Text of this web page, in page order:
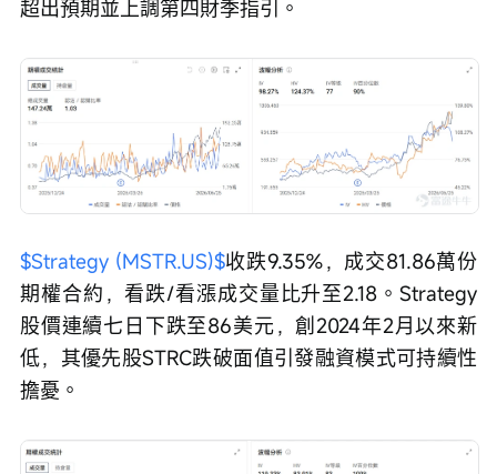
超出預期並上調第四財季指引。
$Strategy (MSTR.US)$收跌9.35%，成交81.86萬份
期權合約，看跌/看漲成交量比升至2.18。Strategy
股價連續七日下跌至86美元，創2024年2月以來新
低，其優先股STRC跌破面值引發融資模式可持續性
擔憂。